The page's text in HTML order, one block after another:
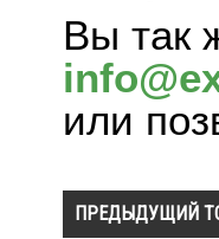
Вы так
или
ПРЕДЫДУЩИЙ